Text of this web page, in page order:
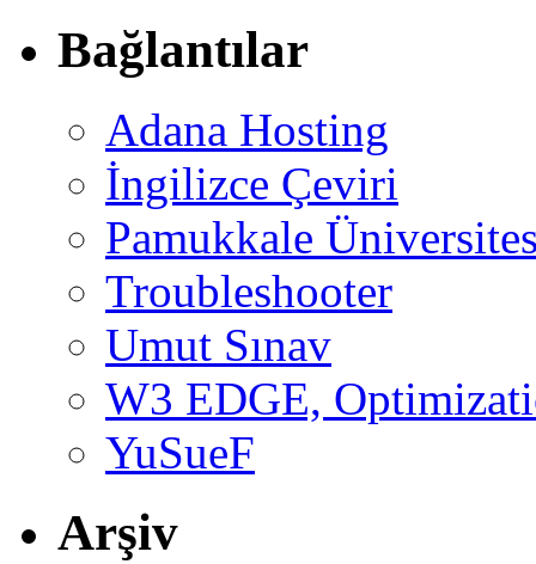
Bağlantılar
Adana Hosting
İngilizce Çeviri
Pamukkale
Troubleshooter
Umut Sınav
W3 EDGE,
YuSueF
Arşiv